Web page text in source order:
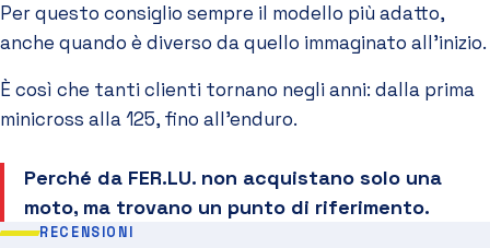
Per questo consiglio sempre il modello più adatto,
anche quando è diverso da quello immaginato all'inizio.
È così che tanti clienti tornano negli anni: dalla prima
minicross alla 125, fino all'enduro.
Perché da FER.LU. non acquistano solo una
moto, ma trovano un punto di riferimento.
RECENSIONI